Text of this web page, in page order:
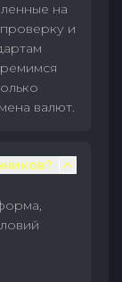
на
и
валют.